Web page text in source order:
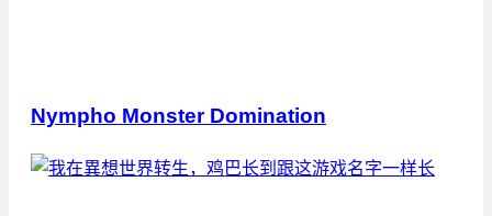
Nympho Monster Domination